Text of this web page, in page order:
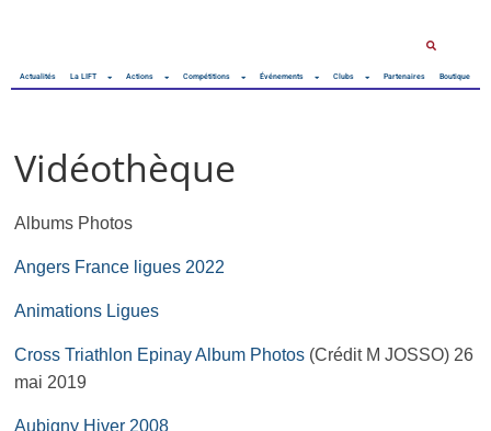
Actualités La LIFT Actions Compétitions Événements Clubs Partenaires Boutique
Vidéothèque
Albums Photos
Angers France ligues 2022
Animations Ligues
Cross Triathlon Epinay Album Photos (Crédit M JOSSO) 26
mai 2019
Aubigny Hiver 2008